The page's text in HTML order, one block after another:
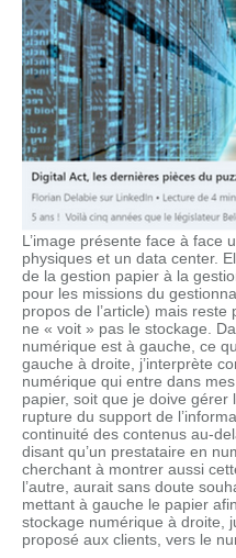
L’image présente face à face
physiques et un data center.
de la gestion papier à la
pour les missions du
propos de l’article) mais reste
ne « voit » pas le stockage.
numérique est à gauche, ce
gauche à droite, j’interprète
numérique qui entre dans
papier, soit que je doive
rupture du support de
continuité des contenus au-
disant qu’un prestataire en
cherchant à montrer aussi
l’autre, aurait sans doute
mettant à gauche le papier
stockage numérique à droite,
proposé aux clients, vers le